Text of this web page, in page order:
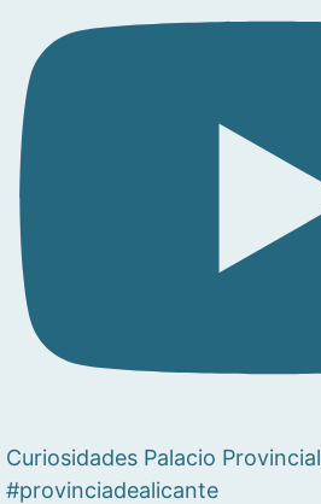
Curiosidades Palacio Provincial
#provinciadealicante